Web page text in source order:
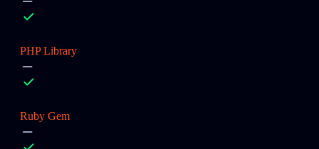
PHP Library
Ruby Gem